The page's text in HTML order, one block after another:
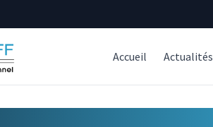
Accueil Actualités